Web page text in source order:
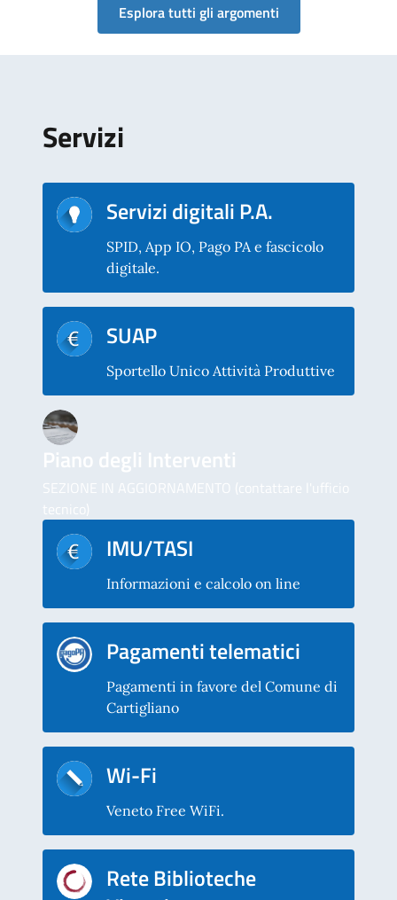
Esplora tutti gli argomenti
Servizi
Servizi digitali P.A.
SPID, App IO, Pago PA e fascicolo
digitale.
SUAP
Sportello Unico Attività Produttive
Piano degli Interventi
SEZIONE IN AGGIORNAMENTO (contattare l'ufficio
tecnico)
IMU/TASI
Informazioni e calcolo on line
Pagamenti telematici
Pagamenti in favore del Comune di
Cartigliano
Wi-Fi
Veneto Free WiFi.
Rete Biblioteche